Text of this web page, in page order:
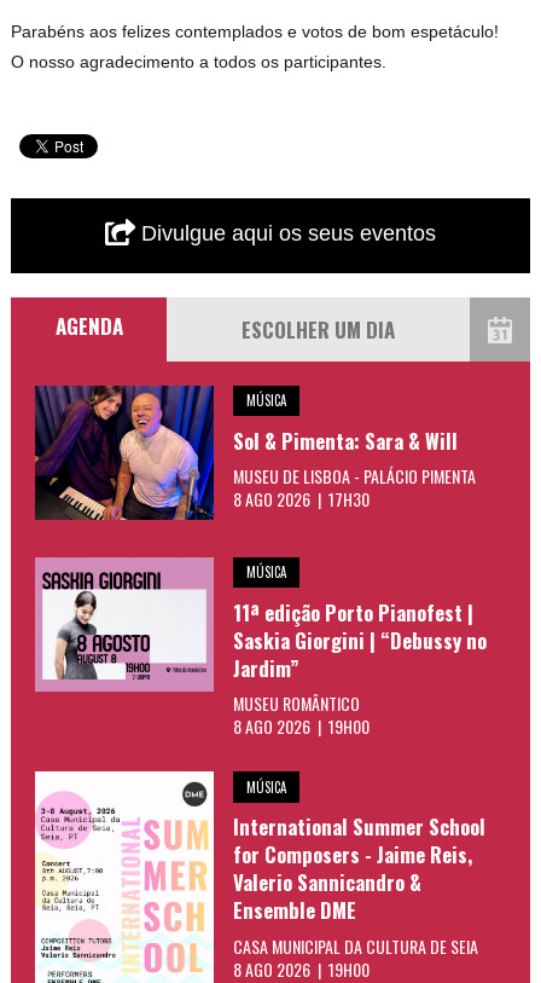
Parabéns aos felizes contemplados e votos de bom espetáculo!
O nosso agradecimento a todos os participantes.
Divulgue aqui os seus eventos
AGENDA
MÚSICA
Sol & Pimenta: Sara & Will
MUSEU DE LISBOA - PALÁCIO PIMENTA
8 AGO 2026 | 17H30
MÚSICA
11ª edição Porto Pianofest |
Saskia Giorgini | “Debussy no
Jardim”
MUSEU ROMÂNTICO
8 AGO 2026 | 19H00
MÚSICA
International Summer School
for Composers - Jaime Reis,
Valerio Sannicandro &
Ensemble DME
CASA MUNICIPAL DA CULTURA DE SEIA
8 AGO 2026 | 19H00